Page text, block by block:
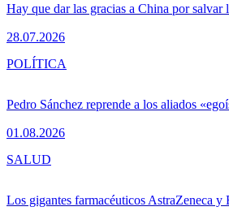
Hay que dar las gracias a China por
28.07.2026
Pedro Sánchez reprende a los aliados
01.08.2026
POLÍTICA
Los gigantes farmacéuticos AstraZeneca
SALUD